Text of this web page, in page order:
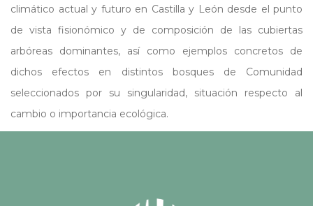
climático actual y futuro en Castilla y León desde el punto
de vista fisionómico y de composición de las cubiertas
arbóreas dominantes, así como ejemplos concretos de
dichos efectos en distintos bosques de Comunidad
seleccionados por su singularidad, situación respecto al
cambio o importancia ecológica.